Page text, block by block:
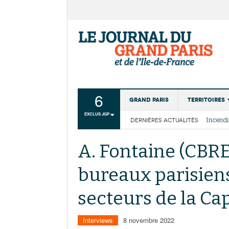
6
EXCLUS JGP
Grand Paris Territoires
Institutions
Services
DERNIÈRES ACTUALITÉS
La
Les
A. Fontaine
bureaux
secteurs de la
Interviews 8 novembre 2022